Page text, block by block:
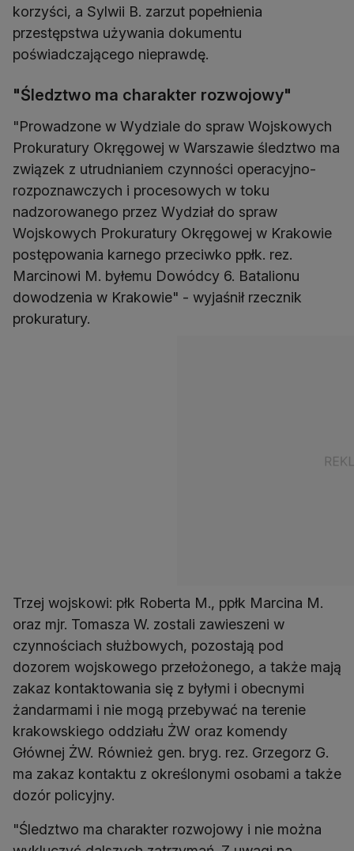
korzyści, a Sylwii B. zarzut popełnienia
przestępstwa używania dokumentu
poświadczającego nieprawdę.
"Śledztwo ma charakter rozwojowy"
"Prowadzone w Wydziale do spraw Wojskowych
Prokuratury Okręgowej w Warszawie śledztwo ma
związek z utrudnianiem czynności operacyjno-
rozpoznawczych i procesowych w toku
nadzorowanego przez Wydział do spraw
Wojskowych Prokuratury Okręgowej w Krakowie
postępowania karnego przeciwko ppłk. rez.
Marcinowi M. byłemu Dowódcy 6. Batalionu
dowodzenia w Krakowie" - wyjaśnił rzecznik
prokuratury.
Trzej wojskowi: płk Roberta M., ppłk Marcina M.
oraz mjr. Tomasza W. zostali zawieszeni w
czynnościach służbowych, pozostają pod
dozorem wojskowego przełożonego, a także mają
zakaz kontaktowania się z byłymi i obecnymi
żandarmami i nie mogą przebywać na terenie
krakowskiego oddziału ŻW oraz komendy
Głównej ŻW. Również gen. bryg. rez. Grzegorz G.
ma zakaz kontaktu z określonymi osobami a także
dozór policyjny.
"Śledztwo ma charakter rozwojowy i nie można